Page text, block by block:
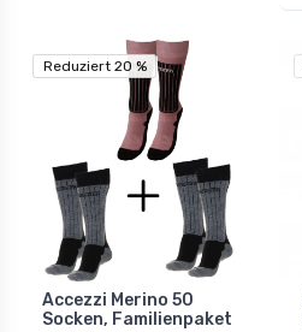
Reduziert 20 %
Reduziert 20 %
Accezzi Merino 50
Socken, Familienpaket